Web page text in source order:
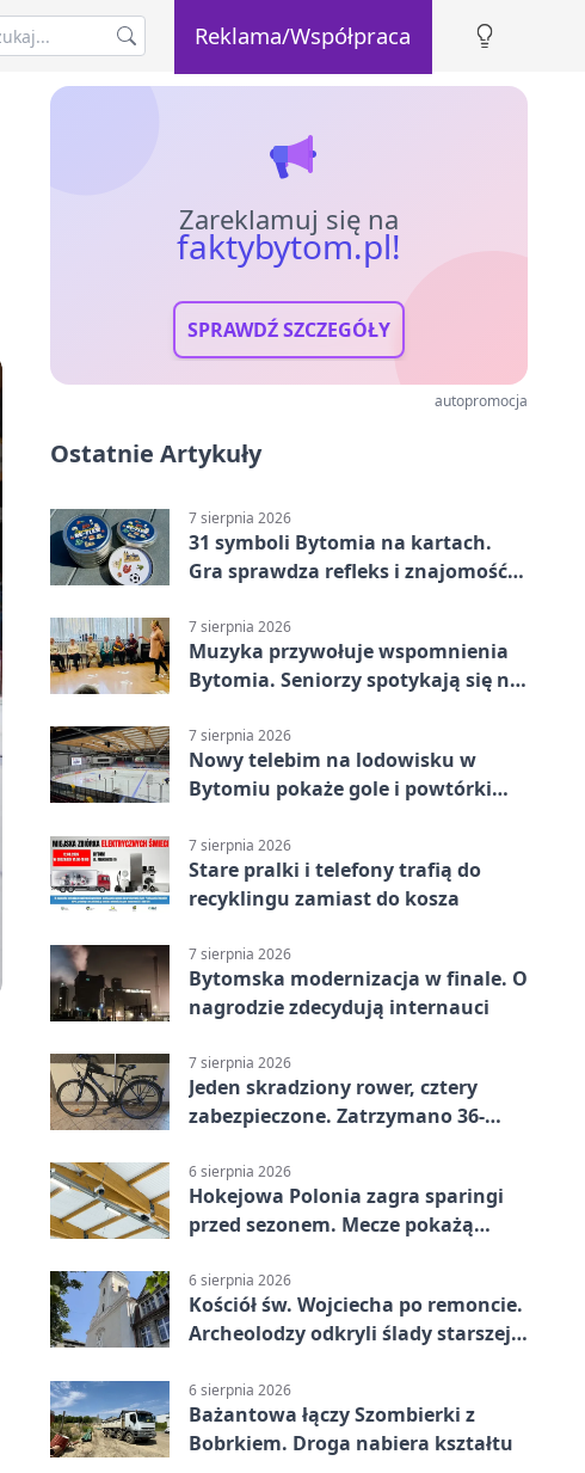
Reklama/Współpraca
Zareklamuj się na
faktybytom.pl!
SPRAWDŹ SZCZEGÓŁY
autopromocja
Ostatnie Artykuły
7 sierpnia 2026
31 symboli Bytomia na kartach.
Gra sprawdza refleks i znajomość
7 sierpnia 2026
Muzyka przywołuje wspomnienia
Bytomia. Seniorzy spotykają się na
7 sierpnia 2026
Nowy telebim na lodowisku w
Bytomiu pokaże gole i powtórki
7 sierpnia 2026
Stare pralki i telefony trafią do
recyklingu zamiast do kosza
7 sierpnia 2026
Bytomska modernizacja w finale. O
nagrodzie zdecydują internauci
7 sierpnia 2026
Jeden skradziony rower, cztery
zabezpieczone. Zatrzymano 36-
6 sierpnia 2026
Hokejowa Polonia zagra sparingi
przed sezonem. Mecze pokażą
6 sierpnia 2026
Kościół św. Wojciecha po remoncie.
Archeolodzy odkryli ślady starszej
6 sierpnia 2026
Bażantowa łączy Szombierki z
Bobrkiem. Droga nabiera kształtu